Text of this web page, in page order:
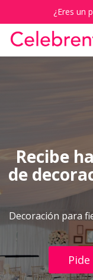
¿Eres un
Recibe
de
Decoración para